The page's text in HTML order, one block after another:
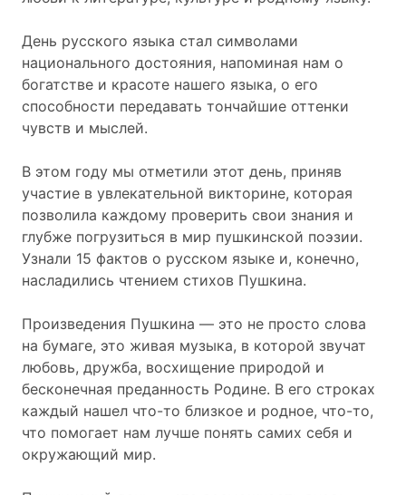
День русского языка стал символами
национального достояния, напоминая нам о
богатстве и красоте нашего языка, о его
способности передавать тончайшие оттенки
чувств и мыслей.
В этом году мы отметили этот день, приняв
участие в увлекательной викторине, которая
позволила каждому проверить свои знания и
глубже погрузиться в мир пушкинской поэзии.
Узнали 15 фактов о русском языке и, конечно,
насладились чтением стихов Пушкина.
Произведения Пушкина — это не просто слова
на бумаге, это живая музыка, в которой звучат
любовь, дружба, восхищение природой и
бесконечная преданность Родине. В его строках
каждый нашел что-то близкое и родное, что-то,
что помогает нам лучше понять самих себя и
окружающий мир.